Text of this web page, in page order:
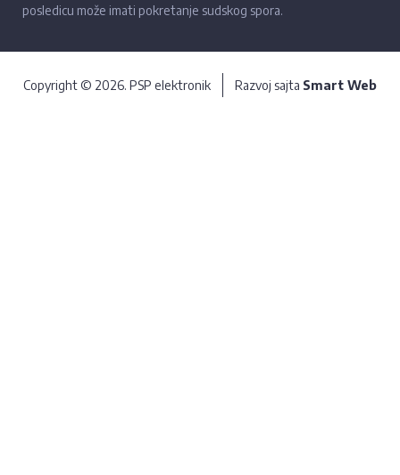
posledicu može imati pokretanje sudskog spora.
Copyright © 2026. PSP elektronik Razvoj sajta Smart Web